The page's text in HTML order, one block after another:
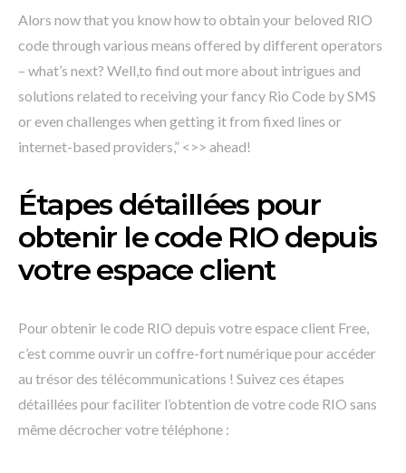
Alors now that you know how to obtain your beloved RIO
code through various means offered by different operators
– what’s next? Well,to find out more about intrigues and
solutions related to receiving your fancy Rio Code by SMS
or even challenges when getting it from fixed lines or
internet-based providers,” <>> ahead!
Étapes détaillées pour
obtenir le code RIO depuis
votre espace client
Pour obtenir le code RIO depuis votre espace client Free,
c’est comme ouvrir un coffre-fort numérique pour accéder
au trésor des télécommunications ! Suivez ces étapes
détaillées pour faciliter l’obtention de votre code RIO sans
même décrocher votre téléphone :